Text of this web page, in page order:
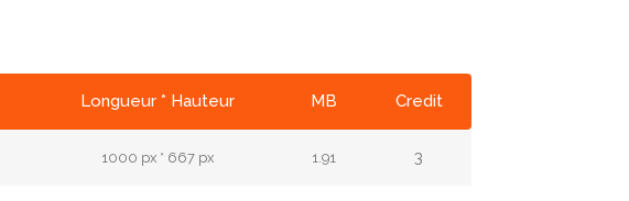
Longueur * Hauteur MB Credit
1000 px * 667 px 1.91 3